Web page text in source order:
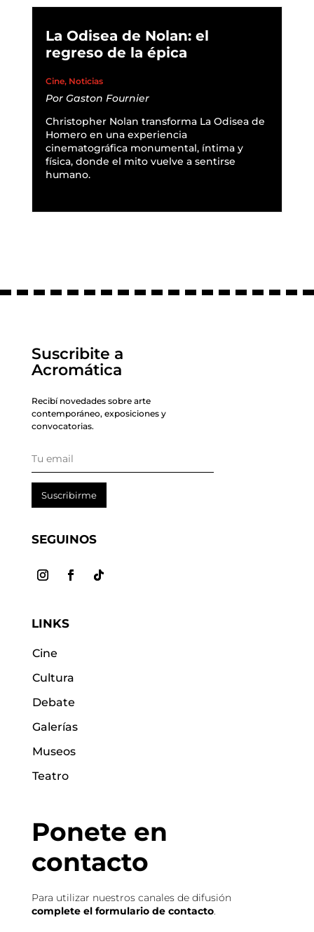
La Odisea de Nolan: el
regreso de la épica
Cine, Noticias
Por Gaston Fournier
Christopher Nolan transforma La Odisea de
Homero en una experiencia
cinematográfica monumental, íntima y
física, donde el mito vuelve a sentirse
humano.
Suscribite a
Acromática
Recibí novedades sobre arte
contemporáneo, exposiciones y
convocatorias.
Suscribirme
SEGUINOS
LINKS
Cine
Cultura
Debate
Galerías
Museos
Teatro
Ponete en
contacto
Para utilizar nuestros canales de difusión
complete el formulario de contacto.